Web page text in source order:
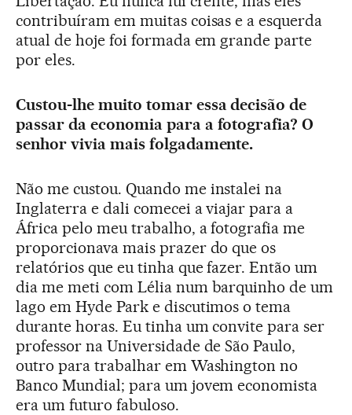
contribuíram em muitas coisas e a esquerda
atual de hoje foi formada em grande parte
por eles.
Custou-lhe muito tomar essa decisão de
passar da economia para a fotografia? O
senhor vivia mais folgadamente.
Não me custou. Quando me instalei na
Inglaterra e dali comecei a viajar para a
África pelo meu trabalho, a fotografia me
proporcionava mais prazer do que os
relatórios que eu tinha que fazer. Então um
dia me meti com Lélia num barquinho de um
lago em Hyde Park e discutimos o tema
durante horas. Eu tinha um convite para ser
professor na Universidade de São Paulo,
outro para trabalhar em Washington no
Banco Mundial; para um jovem economista
era um futuro fabuloso.